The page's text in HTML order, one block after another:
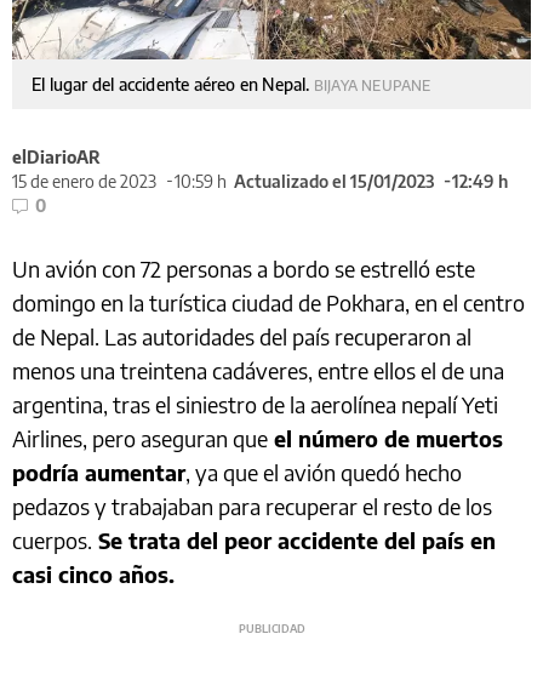
El lugar del accidente aéreo en Nepal. BIJAYA NEUPANE
elDiarioAR
15 de enero de 2023
10:59 h Actualizado el 15/01/2023
12:49 h
0
Un avión con 72 personas a bordo se estrelló este
domingo en la turística ciudad de Pokhara, en el centro
de Nepal. Las autoridades del país recuperaron al
menos una treintena cadáveres, entre ellos el de una
argentina, tras el siniestro de la aerolínea nepalí Yeti
Airlines, pero aseguran que el número de muertos
podría aumentar, ya que el avión quedó hecho
pedazos y trabajaban para recuperar el resto de los
cuerpos. Se trata del peor accidente del país en
casi cinco años.